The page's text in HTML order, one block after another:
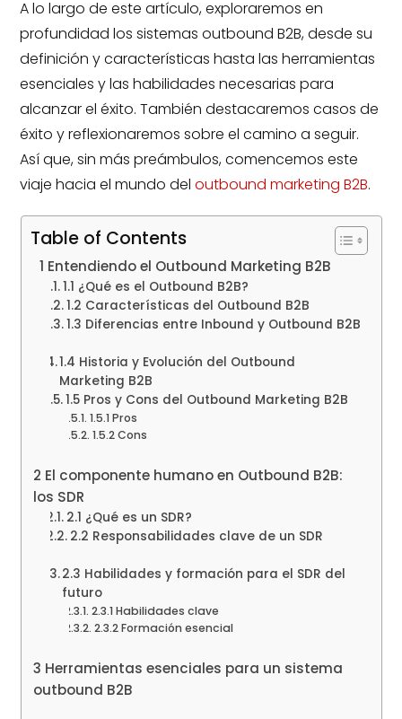
A lo largo de este artículo, exploraremos en
profundidad los sistemas outbound B2B, desde su
definición y características hasta las herramientas
esenciales y las habilidades necesarias para
alcanzar el éxito. También destacaremos casos de
éxito y reflexionaremos sobre el camino a seguir.
Así que, sin más preámbulos, comencemos este
viaje hacia el mundo deloutbound marketing B2B.
Table of Contents
1 Entendiendo el Outbound Marketing B2B
1.1 ¿Qué es el Outbound B2B?
1.2 Características del Outbound B2B
1.3 Diferencias entre Inbound y Outbound B2B
1.4 Historia y Evolución del Outbound
Marketing B2B
1.5 Pros y Cons del Outbound Marketing B2B
1.5.1 Pros
1.5.2 Cons
2 El componente humano en Outbound B2B:
los SDR
2.1 ¿Qué es un SDR?
2.2 Responsabilidades clave de un SDR
2.3 Habilidades y formación para el SDR del
futuro
2.3.1 Habilidades clave
2.3.2 Formación esencial
3 Herramientas esenciales para un sistema
outbound B2B